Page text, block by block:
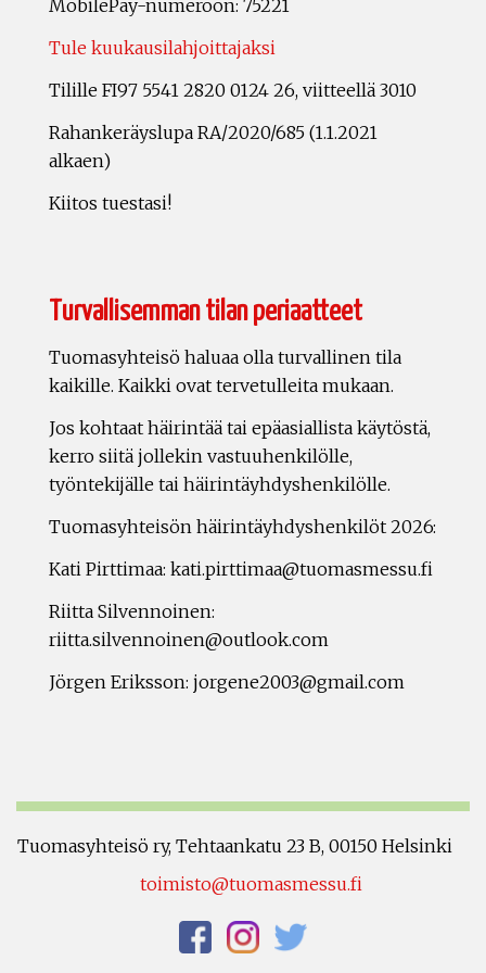
MobilePay-numeroon: 75221
Tule kuukausilahjoittajaksi
Tilille FI97 5541 2820 0124 26, viitteellä 3010
Rahankeräyslupa RA/2020/685 (1.1.2021
alkaen)
Kiitos tuestasi!
Turvallisemman tilan periaatteet
Tuomasyhteisö haluaa olla turvallinen tila
kaikille. Kaikki ovat tervetulleita mukaan.
Jos kohtaat häirintää tai epäasiallista käytöstä,
kerro siitä jollekin vastuuhenkilölle,
työntekijälle tai häirintäyhdyshenkilölle.
Tuomasyhteisön häirintäyhdyshenkilöt 2026:
Kati Pirttimaa: kati.pirttimaa@tuomasmessu.fi
Riitta Silvennoinen:
riitta.silvennoinen@outlook.com
Jörgen Eriksson: jorgene2003@gmail.com
Tuomasyhteisö ry, Tehtaankatu 23 B, 00150 Helsinki
toimisto@tuomasmessu.fi